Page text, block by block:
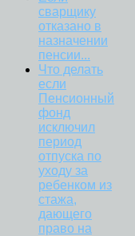
сварщику
отказано в
назначении
пенсии...
Что делать
если
Пенсионный
фонд
исключил
период
отпуска по
уходу за
ребенком из
стажа,
дающего
право на